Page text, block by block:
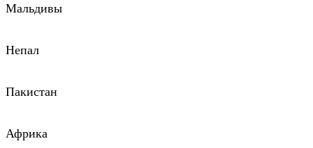
Мальдивы
Непал
Пакистан
Африка